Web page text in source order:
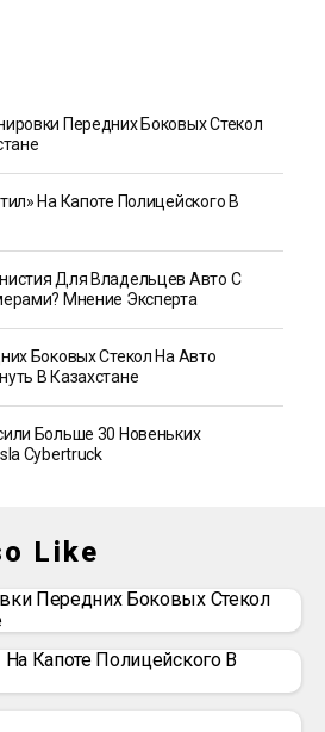
Передних Боковых Стекол
На Капоте Полицейского В
Для Владельцев Авто С
Мнение Эксперта
Боковых Стекол На Авто
В Казахстане
Больше 30 Новеньких
Cybertruck
Like
Передних Боковых Стекол
На Капоте Полицейского В